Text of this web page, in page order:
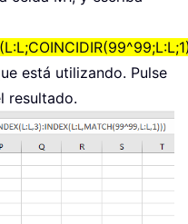
está utilizando. Pulse
resultado.